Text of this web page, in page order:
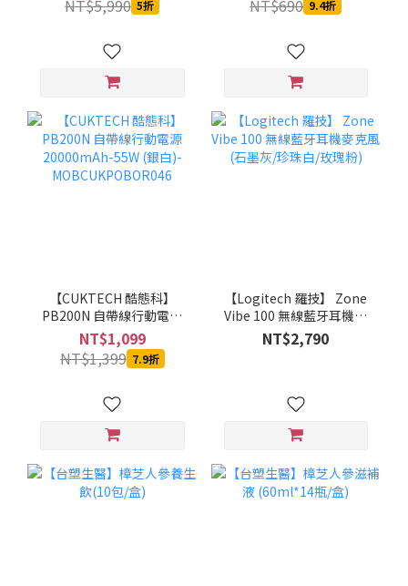
NT$5,990 5折
NT$690 9.4折
【CUKTECH 酷態科】
PB200N 自帶線行動電源
20000mAh-55W (銀白)-
MOBCUKPOBOR046
NT$1,099
NT$1,399 7.9折
【Logitech 羅技】 Zone
Vibe 100 無線藍牙耳機麥
克風(石墨灰/珍珠白/玫瑰
粉)
NT$2,790